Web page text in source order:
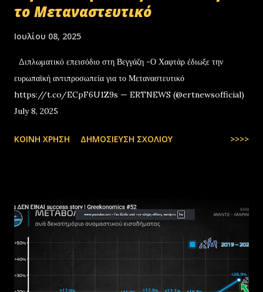
το Μεταναστευτικό
Ιουλίου 08, 2025
Διπλωματικό επεισόδιο στη Βεγγάζη -Ο Χαφτάρ έδιωξε την
ευρωπαϊκή αντιπροσωπεία για το Μεταναστευτικό
https://t.co/ECpF6U1Z9s — ERTNEWS (@ertnewsofficial)
July 8, 2025
ΚΟΙΝΉ ΧΡΉΣΗ ΔΗΜΟΣΊΕΥΣΗ ΣΧΟΛΊΟΥ >>>>